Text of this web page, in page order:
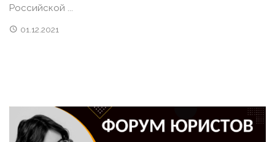
Российской ...
01.12.2021